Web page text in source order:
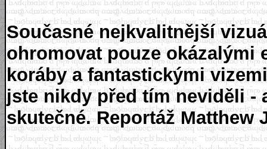
Současné nejkvalitnější
ohromovat pouze okázalými
koráby a fantastickými
jste nikdy před tím neviděli -
skutečné. Reportáž Matthew